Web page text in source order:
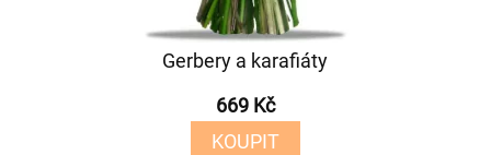
Gerbery a karafiáty
669 Kč
KOUPIT